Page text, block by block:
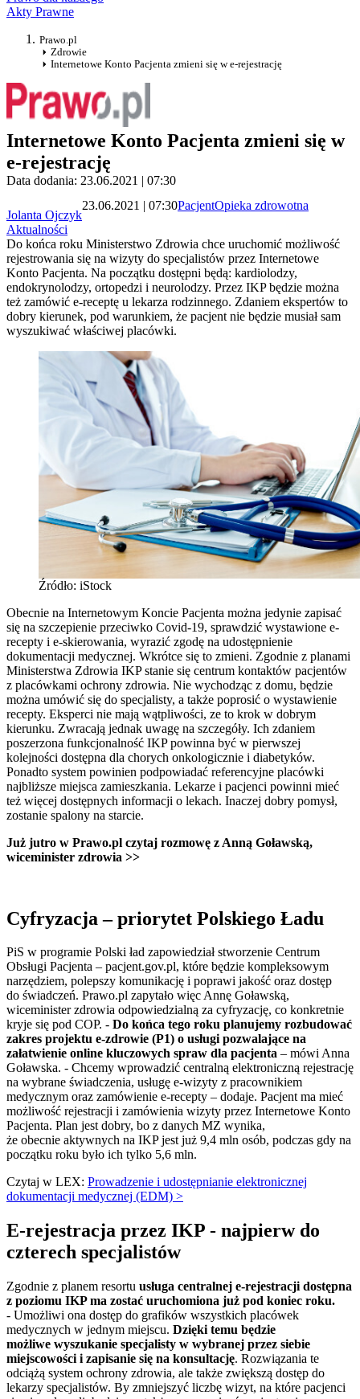
Akty Prawne
Prawo.pl
Zdrowie
Internetowe Konto Pacjenta zmieni się w e-rejestrację
Internetowe Konto Pacjenta zmieni się w
e-rejestrację
Data dodania: 23.06.2021 | 07:30
Jolanta Ojczyk
23.06.2021 | 07:30PacjentOpieka zdrowotna
Aktualności
Do końca roku Ministerstwo Zdrowia chce uruchomić możliwość
rejestrowania się na wizyty do specjalistów przez Internetowe
Konto Pacjenta. Na początku dostępni będą: kardiolodzy,
endokrynolodzy, ortopedzi i neurolodzy. Przez IKP będzie można
też zamówić e-receptę u lekarza rodzinnego. Zdaniem ekspertów to
dobry kierunek, pod warunkiem, że pacjent nie będzie musiał sam
wyszukiwać właściwej placówki.
Źródło: iStock
Obecnie na Internetowym Koncie Pacjenta można jedynie zapisać
się na szczepienie przeciwko Covid-19, sprawdzić wystawione e-
recepty i e-skierowania, wyrazić zgodę na udostępnienie
dokumentacji medycznej. Wkrótce się to zmieni. Zgodnie z planami
Ministerstwa Zdrowia IKP stanie się centrum kontaktów pacjentów
z placówkami ochrony zdrowia. Nie wychodząc z domu, będzie
można umówić się do specjalisty, a także poprosić o wystawienie
recepty. Eksperci nie mają wątpliwości, ze to krok w dobrym
kierunku. Zwracają jednak uwagę na szczegóły. Ich zdaniem
poszerzona funkcjonalność IKP powinna być w pierwszej
kolejności dostępna dla chorych onkologicznie i diabetyków.
Ponadto system powinien podpowiadać referencyjne placówki
najbliższe miejsca zamieszkania. Lekarze i pacjenci powinni mieć
też więcej dostępnych informacji o lekach. Inaczej dobry pomysł,
zostanie spalony na starcie.
Już jutro w Prawo.pl czytaj rozmowę z Anną Goławską,
wiceminister zdrowia >>
Cyfryzacja – priorytet Polskiego Ładu
PiS w programie Polski ład zapowiedział stworzenie Centrum
Obsługi Pacjenta – pacjent.gov.pl, które będzie kompleksowym
narzędziem, polepszy komunikację i poprawi jakość oraz dostęp
do świadczeń. Prawo.pl zapytało więc Annę Goławską,
wiceminister zdrowia odpowiedzialną za cyfryzację, co konkretnie
kryje się pod COP. - Do końca tego roku planujemy rozbudować
zakres projektu e-zdrowie (P1) o usługi pozwalające na
załatwienie online kluczowych spraw dla pacjenta – mówi Anna
Goławska. - Chcemy wprowadzić centralną elektroniczną rejestrację
na wybrane świadczenia, usługę e-wizyty z pracownikiem
medycznym oraz zamówienie e-recepty – dodaje. Pacjent ma mieć
możliwość rejestracji i zamówienia wizyty przez Internetowe Konto
Pacjenta. Plan jest dobry, bo z danych MZ wynika,
że obecnie aktywnych na IKP jest już 9,4 mln osób, podczas gdy na
początku roku było ich tylko 5,6 mln.
Czytaj w LEX: Prowadzenie i udostępnianie elektronicznej
dokumentacji medycznej (EDM) >
E-rejestracja przez IKP - najpierw do
czterech specjalistów
Zgodnie z planem resortu usługa centralnej e-rejestracji dostępna
z poziomu IKP ma zostać uruchomiona już pod koniec roku.
- Umożliwi ona dostęp do grafików wszystkich placówek
medycznych w jednym miejscu. Dzięki temu będzie
możliwe wyszukanie specjalisty w wybranej przez siebie
miejscowości i zapisanie się na konsultację. Rozwiązania te
odciążą system ochrony zdrowia, ale także zwiększą dostęp do
lekarzy specjalistów. By zmniejszyć liczbę wizyt, na które pacjenci